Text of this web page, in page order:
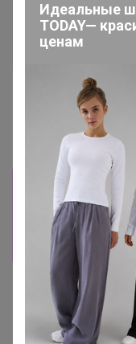
Платья миди MIXAN
лишь
Показать
Идеальные
TODAY—
ценам